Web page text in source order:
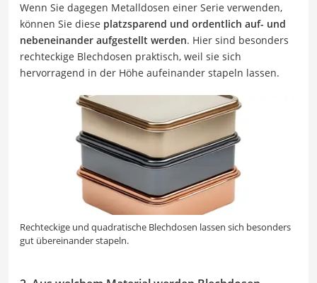
Wenn Sie dagegen Metalldosen einer Serie verwenden,
können Sie diese platzsparend und ordentlich auf- und
nebeneinander aufgestellt werden. Hier sind besonders
rechteckige Blechdosen praktisch, weil sie sich
hervorragend in der Höhe aufeinander stapeln lassen.
Rechteckige und quadratische Blechdosen lassen sich besonders
gut übereinander stapeln.